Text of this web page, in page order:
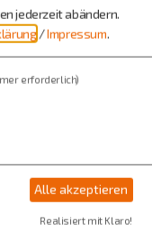
jederzeit abändern.
/Impressum.
erforderlich)
Alle akzeptieren
Realisiert mit Klaro!